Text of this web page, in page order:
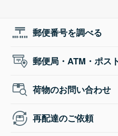
郵便番号を調べる
郵便局・ATM・ポス
荷物のお問い合わせ
再配達のご依頼